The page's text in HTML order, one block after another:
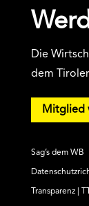
Die
dem
Mitglied
Sag’s dem WB
Transparenz |